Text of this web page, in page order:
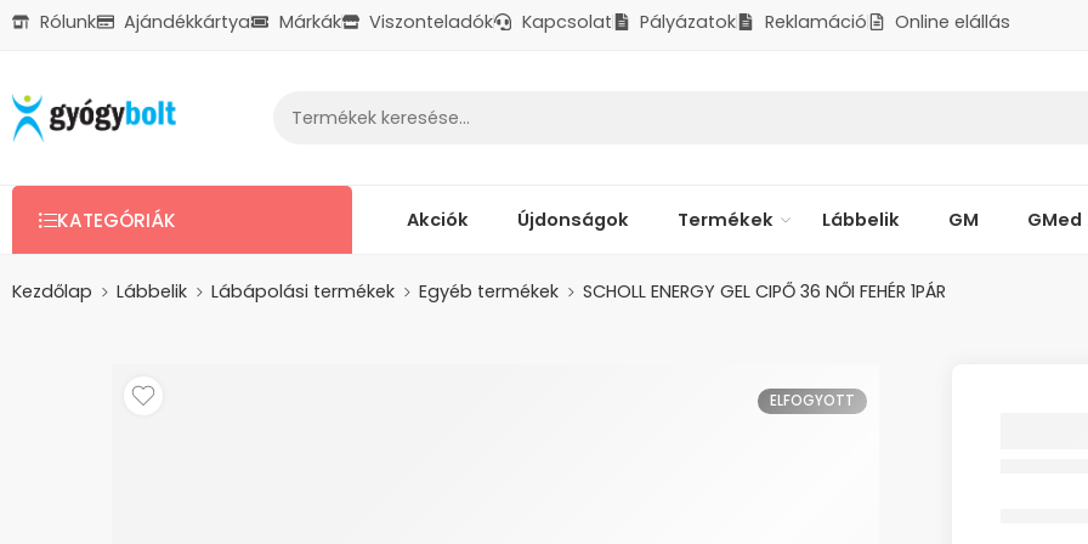
Rólunk Ajándékkártya Márkák Viszonteladók Kapcsolat Pályázatok Reklamáció
Online elállás
KATEGÓRIÁK Akciók Újdonságok Termékek Lábbelik GM GMed
Kezdőlap Lábbelik Lábápolási termékek Egyéb termékek SCHOLL ENERGY GEL CIPŐ 36 NŐI FEHÉR 1PÁR
ELFOGYOTT